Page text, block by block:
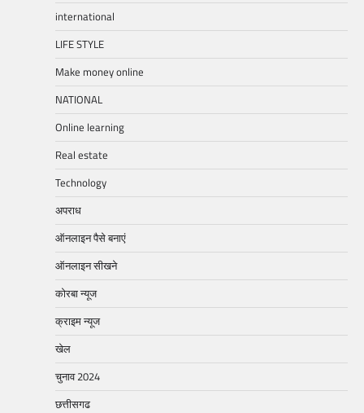
international
LIFE STYLE
Make money online
NATIONAL
Online learning
Real estate
Technology
अपराध
ऑनलाइन पैसे बनाएं
ऑनलाइन सीखने
कोरबा न्यूज
क्राइम न्यूज
खेल
चुनाव 2024
छत्तीसगढ